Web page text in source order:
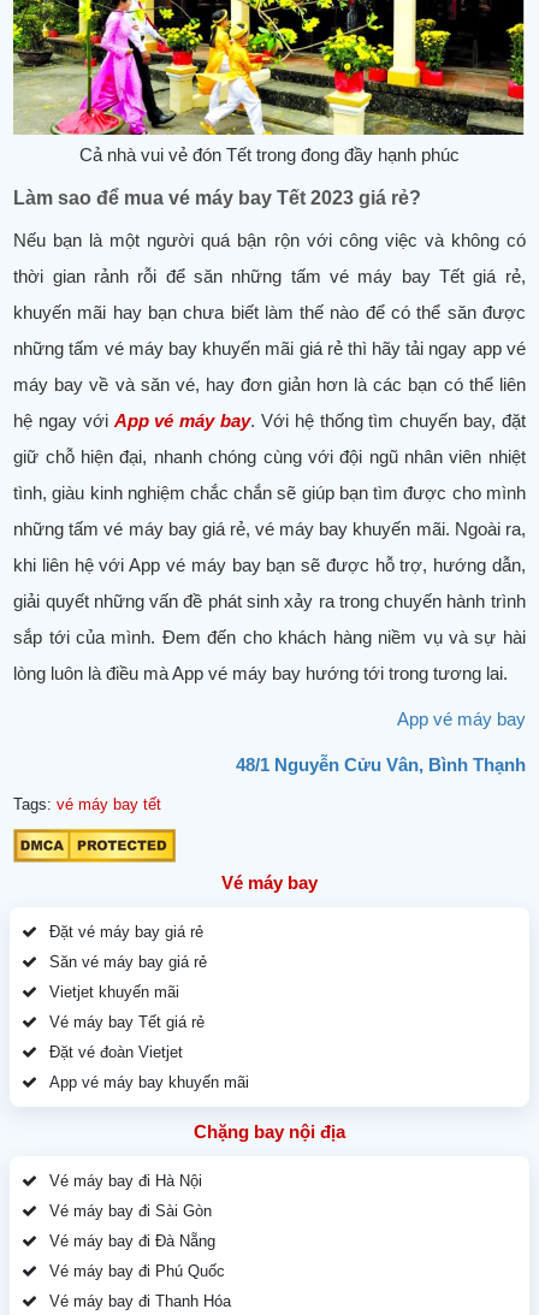
Cả nhà vui vẻ đón Tết trong đong đầy hạnh phúc
Làm sao để mua vé máy bay Tết 2023 giá rẻ?
Nếu bạn là một người quá bận rộn với công việc và không có
thời gian rảnh rỗi để săn những tấm vé máy bay Tết giá rẻ,
khuyến mãi hay bạn chưa biết làm thế nào để có thể săn được
những tấm vé máy bay khuyến mãi giá rẻ thì hãy tải ngay app vé
máy bay về và săn vé, hay đơn giản hơn là các bạn có thể liên
hệ ngay với App vé máy bay. Với hệ thống tìm chuyến bay, đặt
giữ chỗ hiện đại, nhanh chóng cùng với đội ngũ nhân viên nhiệt
tình, giàu kinh nghiệm chắc chắn sẽ giúp bạn tìm được cho mình
những tấm vé máy bay giá rẻ, vé máy bay khuyến mãi. Ngoài ra,
khi liên hệ với App vé máy bay bạn sẽ được hỗ trợ, hướng dẫn,
giải quyết những vấn đề phát sinh xảy ra trong chuyến hành trình
sắp tới của mình. Đem đến cho khách hàng niềm vụ và sự hài
lòng luôn là điều mà App vé máy bay hướng tới trong tương lai.
App vé máy bay
48/1 Nguyễn Cửu Vân, Bình Thạnh
Tags:vé máy bay tết
Vé máy bay
Đặt vé máy bay giá rẻ
Săn vé máy bay giá rẻ
Vietjet khuyến mãi
Vé máy bay Tết giá rẻ
Đặt vé đoàn Vietjet
App vé máy bay khuyến mãi
Chặng bay nội địa
Vé máy bay đi Hà Nội
Vé máy bay đi Sài Gòn
Vé máy bay đi Đà Nẵng
Vé máy bay đi Phú Quốc
Vé máy bay đi Thanh Hóa